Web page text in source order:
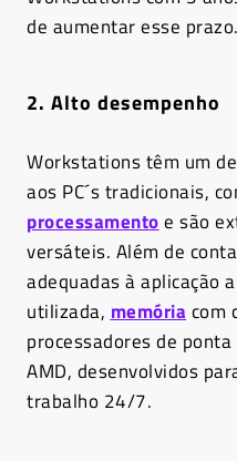
de aumentar esse prazo.
2. Alto desempenho
Workstations têm um
aos PC´s tradicionais,
processamentoe são
versáteis. Além de
adequadas à aplicação
utilizada,memóriacom
processadores de
AMD, desenvolvidos
trabalho 24/7.